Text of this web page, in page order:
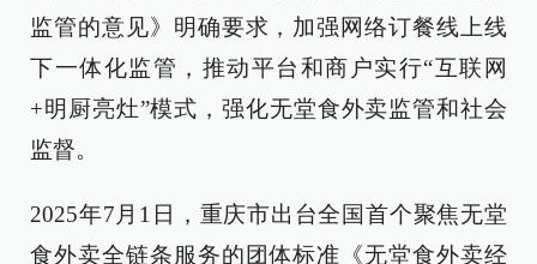
监管的意见》明确要求，加强网络订餐线上线
下一体化监管，推动平台和商户实行“互联网
+明厨亮灶”模式，强化无堂食外卖监管和社会
监督。
2025年7月1日，重庆市出台全国首个聚焦无堂
食外卖全链条服务的团体标准《无堂食外卖经